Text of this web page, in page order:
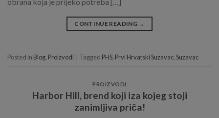
CONTINUE READING →
Posted in Blog, Proizvodi Tagged PHS, Prvi Hrvatski Suzavac,Suzavac
PROIZVODI
Harbor Hill, brend koji iza kojeg stoji
zanimljiva priča!